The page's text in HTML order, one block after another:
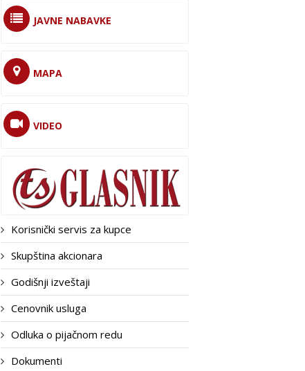
JAVNE NABAVKE
MAPA
VIDEO
Korisnički servis za kupce
Skupština akcionara
Godišnji izveštaji
Cenovnik usluga
Odluka o pijačnom redu
Dokumenti